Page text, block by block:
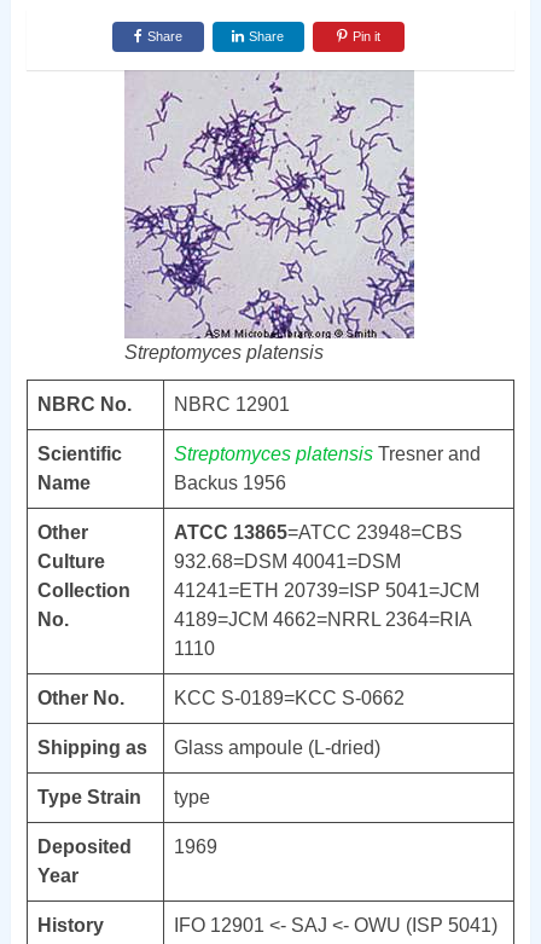
Share Share Pin it
Streptomyces platensis
NBRC No. NBRC 12901
Scientific
Name
Streptomyces platensisTresner and
Backus 1956
Other
Culture
Collection
No.
ATCC 13865=ATCC 23948=CBS
932.68=DSM 40041=DSM
41241=ETH 20739=ISP 5041=JCM
4189=JCM 4662=NRRL 2364=RIA
1110
Other No. KCC S-0189=KCC S-0662
Shipping as Glass ampoule (L-dried)
Type Strain type
Deposited
Year
1969
History IFO 12901 <- SAJ <- OWU (ISP 5041)